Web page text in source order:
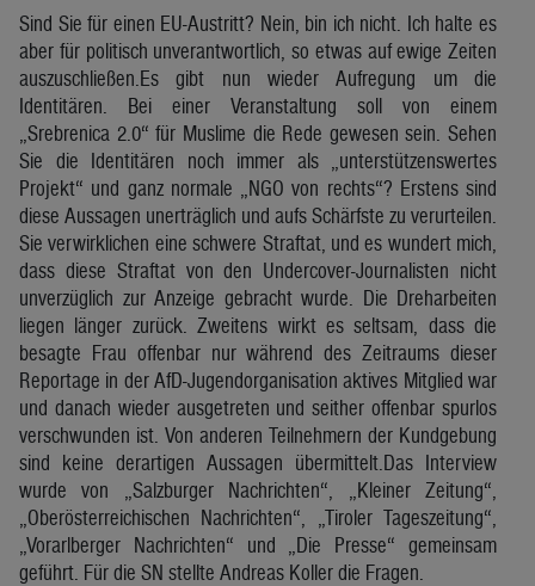
Sind Sie für einen EU-Austritt? Nein, bin ich nicht. Ich halte es
aber für politisch unverantwortlich, so etwas auf ewige Zeiten
auszuschließen.Es gibt nun wieder Aufregung um die
Identitären. Bei einer Veranstaltung soll von einem
„Srebrenica 2.0“ für Muslime die Rede gewesen sein. Sehen
Sie die Identitären noch immer als „unterstützenswertes
Projekt“ und ganz normale „NGO von rechts“? Erstens sind
diese Aussagen unerträglich und aufs Schärfste zu verurteilen.
Sie verwirklichen eine schwere Straftat, und es wundert mich,
dass diese Straftat von den Undercover-Journalisten nicht
unverzüglich zur Anzeige gebracht wurde. Die Dreharbeiten
liegen länger zurück. Zweitens wirkt es seltsam, dass die
besagte Frau offenbar nur während des Zeitraums dieser
Reportage in der AfD-Jugendorganisation aktives Mitglied war
und danach wieder ausgetreten und seither offenbar spurlos
verschwunden ist. Von anderen Teilnehmern der Kundgebung
sind keine derartigen Aussagen übermittelt.Das Interview
wurde von „Salzburger Nachrichten“, „Kleiner Zeitung“,
„Oberösterreichischen Nachrichten“, „Tiroler Tageszeitung“,
„Vorarlberger Nachrichten“ und „Die Presse“ gemeinsam
geführt. Für die SN stellte Andreas Koller die Fragen.